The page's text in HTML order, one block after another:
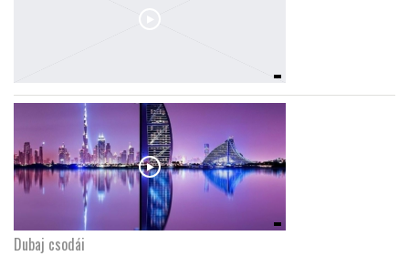
Dubaj csodái